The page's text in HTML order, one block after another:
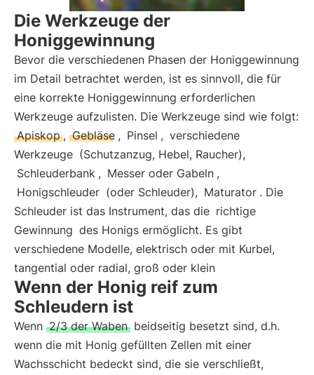
Die Werkzeuge der
Honiggewinnung
Bevor die verschiedenen Phasen der Honiggewinnung
im Detail betrachtet werden, ist es sinnvoll, die für
eine korrekte Honiggewinnung erforderlichen
Werkzeuge aufzulisten. Die Werkzeuge sind wie folgt:
Apiskop , Gebläse , Pinsel , verschiedene
Werkzeuge (Schutzanzug, Hebel, Raucher),
Schleuderbank , Messer oder Gabeln ,
Honigschleuder (oder Schleuder), Maturator . Die
Schleuder ist das Instrument, das die richtige
Gewinnung des Honigs ermöglicht. Es gibt
verschiedene Modelle, elektrisch oder mit Kurbel,
tangential oder radial, groß oder klein
Wenn der Honig reif zum
Schleudern ist
Wenn 2/3 der Waben beidseitig besetzt sind, d.h.
wenn die mit Honig gefüllten Zellen mit einer
Wachsschicht bedeckt sind, die sie verschließt,